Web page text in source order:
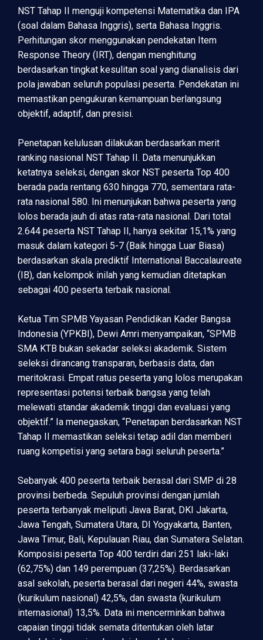
NST Tahap II menguji kompetensi Matematika dan IPA
(soal dalam Bahasa Inggris), serta Bahasa Inggris.
Perhitungan skor menggunakan pendekatan Item
Response Theory (IRT), dengan menghitung
berdasarkan tingkat kesulitan soal yang dianalisis dari
pola jawaban seluruh populasi peserta. Pendekatan ini
memastikan pengukuran kemampuan berlangsung
objektif, adaptif, dan presisi.
Penetapan kelulusan dilakukan berdasarkan merit
ranking nasional NST Tahap II. Data menunjukkan
ketatnya seleksi, dengan skor NST peserta Top 400
berada pada rentang 630 hingga 770, sementara rata-
rata nasional 580. Ini menunjukan bahwa peserta yang
lolos berada jauh di atas rata-rata nasional. Dari total
2.644 peserta NST Tahap II, hanya sekitar 15,1% yang
masuk dalam kategori 5-7 (Baik hingga Luar Biasa)
berdasarkan skala prediktif International Baccalaureate
(IB), dan kelompok inilah yang kemudian ditetapkan
sebagai 400 peserta terbaik nasional.
Ketua Tim SPMB Yayasan Pendidikan Kader Bangsa
Indonesia (YPKBI), Dewi Amri menyampaikan, “SPMB
SMA KTB bukan sekadar seleksi akademik. Sistem
seleksi dirancang transparan, berbasis data, dan
meritokrasi. Empat ratus peserta yang lolos merupakan
representasi potensi terbaik bangsa yang telah
melewati standar akademik tinggi dan evaluasi yang
objektif.” Ia menegaskan, “Penetapan berdasarkan NST
Tahap II memastikan seleksi tetap adil dan memberi
ruang kompetisi yang setara bagi seluruh peserta.”
Sebanyak 400 peserta terbaik berasal dari SMP di 28
provinsi berbeda. Sepuluh provinsi dengan jumlah
peserta terbanyak meliputi Jawa Barat, DKI Jakarta,
Jawa Tengah, Sumatera Utara, DI Yogyakarta, Banten,
Jawa Timur, Bali, Kepulauan Riau, dan Sumatera Selatan.
Komposisi peserta Top 400 terdiri dari 251 laki-laki
(62,75%) dan 149 perempuan (37,25%). Berdasarkan
asal sekolah, peserta berasal dari negeri 44%, swasta
(kurikulum nasional) 42,5%, dan swasta (kurikulum
internasional) 13,5%. Data ini mencerminkan bahwa
capaian tinggi tidak semata ditentukan oleh latar